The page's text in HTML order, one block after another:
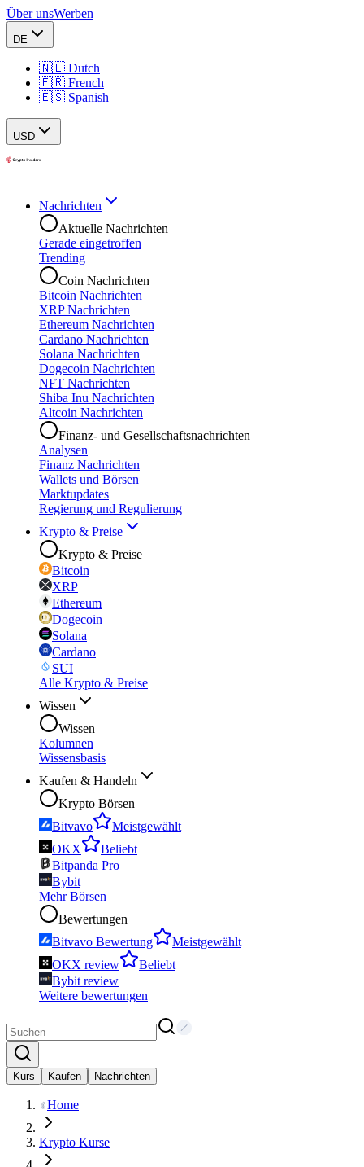
Über unsWerben
DE
🇳🇱 Dutch
🇫🇷 French
🇪🇸 Spanish
USD
Nachrichten
Aktuelle Nachrichten
Gerade eingetroffen
Trending
Coin Nachrichten
Bitcoin Nachrichten
XRP Nachrichten
Ethereum Nachrichten
Cardano Nachrichten
Solana Nachrichten
Dogecoin Nachrichten
NFT Nachrichten
Shiba Inu Nachrichten
Altcoin Nachrichten
Finanz- und Gesellschaftsnachrichten
Analysen
Finanz Nachrichten
Wallets und Börsen
Marktupdates
Regierung und Regulierung
Krypto & Preise
Krypto & Preise
Bitcoin
XRP
Ethereum
Dogecoin
Solana
Cardano
SUI
Alle Krypto & Preise
Wissen
Wissen
Kolumnen
Wissensbasis
Kaufen & Handeln
Krypto Börsen
Bitvavo
Meistgewählt
OKX
Beliebt
Bitpanda Pro
Bybit
Mehr Börsen
Bewertungen
Bitvavo Bewertung
Meistgewählt
OKX review
Beliebt
Bybit review
Weitere bewertungen
Kurs Kaufen Nachrichten
Home
Krypto Kurse